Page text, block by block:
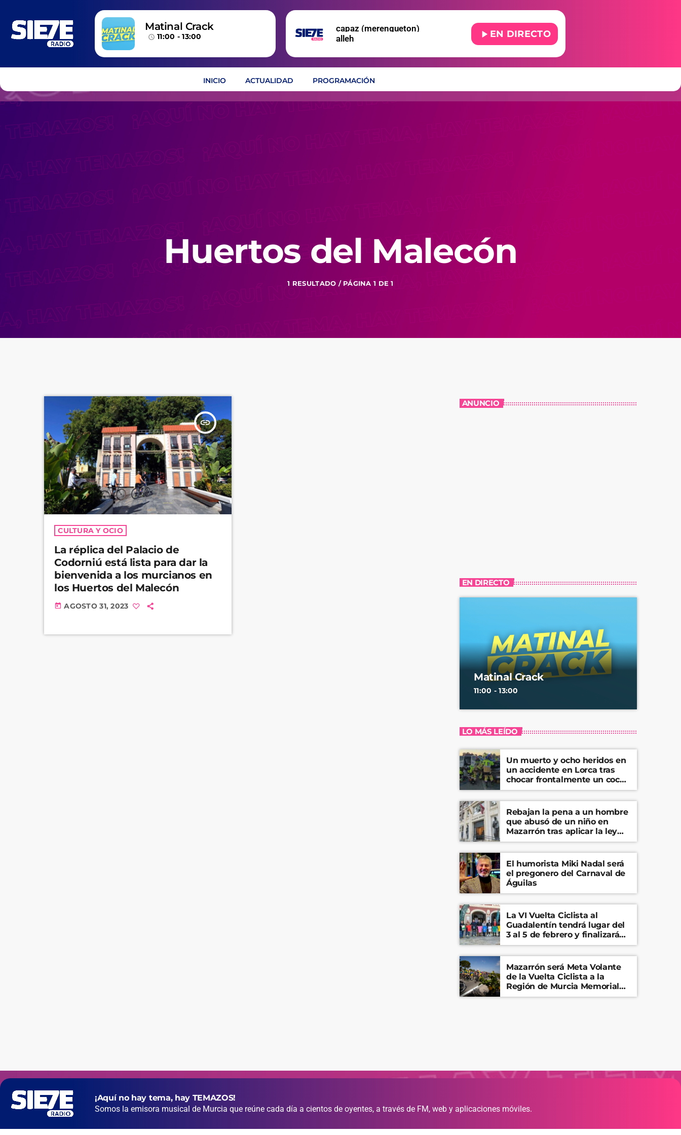
Matinal Crack
access_time 11:00 - 13:00
capaz (merengueton)
alleh
play_arrow EN DIRECTO
INICIO ACTUALIDAD PROGRAMACIÓN
Huertos del Malecón
1 RESULTADO / PÁGINA 1 DE 1
insert_link
CULTURA Y OCIO
La réplica del Palacio de
Codorniú está lista para dar la
bienvenida a los murcianos en
los Huertos del Malecón
today AGOSTO 31, 2023
ANUNCIO
EN DIRECTO
Matinal Crack
11:00 - 13:00
LO MÁS LEÍDO
Un muerto y ocho heridos en
un accidente en Lorca tras
chocar frontalmente un coche
y una furgoneta
Rebajan la pena a un hombre
que abusó de un niño en
Mazarrón tras aplicar la ley
del ‘solo sí es sí’
El humorista Miki Nadal será
el pregonero del Carnaval de
Águilas
La VI Vuelta Ciclista al
Guadalentín tendrá lugar del
3 al 5 de febrero y finalizará
en el Castillo de Lorca
Mazarrón será Meta Volante
de la Vuelta Ciclista a la
Región de Murcia Memorial
Mariano Rojas
¡Aquí no hay tema, hay TEMAZOS!
Somos la emisora musical de Murcia que reúne cada día a cientos de oyentes, a través de FM, web y aplicaciones móviles.